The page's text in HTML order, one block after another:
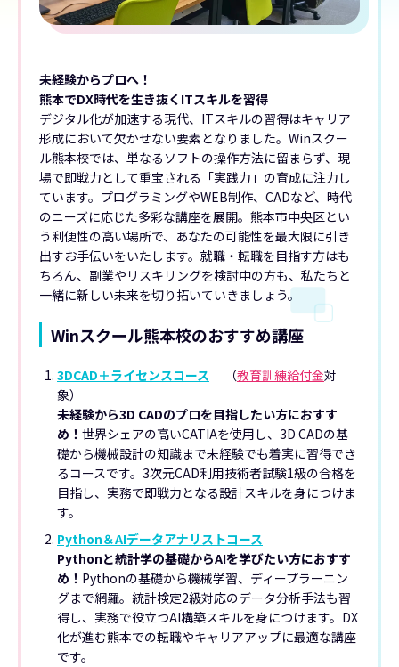
未経験からプロへ！
熊本でDX時代を生き抜くITスキルを習得
デジタル化が加速する現代、ITスキルの習得はキャリア
形成において欠かせない要素となりました。Winスクー
ル熊本校では、単なるソフトの操作方法に留まらず、現
場で即戦力として重宝される「実践力」の育成に注力し
ています。プログラミングやWEB制作、CADなど、時代
のニーズに応じた多彩な講座を展開。熊本市中央区とい
う利便性の高い場所で、あなたの可能性を最大限に引き
出すお手伝いをいたします。就職・転職を目指す方はも
ちろん、副業やリスキリングを検討中の方も、私たちと
一緒に新しい未来を切り拓いていきましょう。
Winスクール熊本校のおすすめ講座
3DCAD＋ライセンスコース （教育訓練給付金対
象）
未経験から3D CADのプロを目指したい方におすす
め！ 世界シェアの高いCATIAを使用し、3D CADの基
礎から機械設計の知識まで未経験でも着実に習得でき
るコースです。3次元CAD利用技術者試験1級の合格を
目指し、実務で即戦力となる設計スキルを身につけま
す。
Python＆AIデータアナリストコース
Pythonと統計学の基礎からAIを学びたい方におすす
め！ Pythonの基礎から機械学習、ディープラーニン
グまで網羅。統計検定2級対応のデータ分析手法も習
得し、実務で役立つAI構築スキルを身につけます。DX
化が進む熊本での転職やキャリアアップに最適な講座
です。